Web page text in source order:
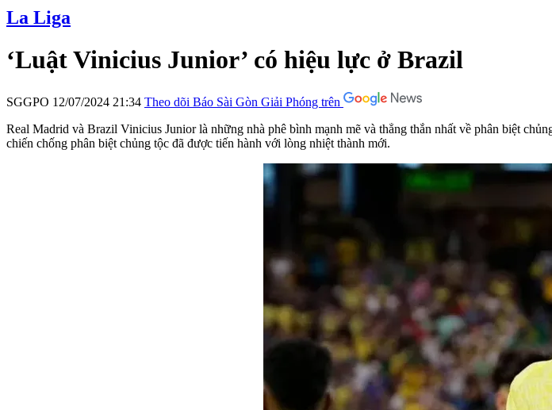
La Liga
‘Luật Vinicius Junior’ có hiệu lực ở Brazil
SGGPO 12/07/2024 21:34 Theo dõi Báo Sài Gòn Giải Phóng trên
Real Madrid và Brazil Vinicius Junior là những nhà phê bình mạnh mẽ và thẳng thắn nhất về phân biệt
chiến chống phân biệt chủng tộc đã được tiến hành với lòng nhiệt thành mới.